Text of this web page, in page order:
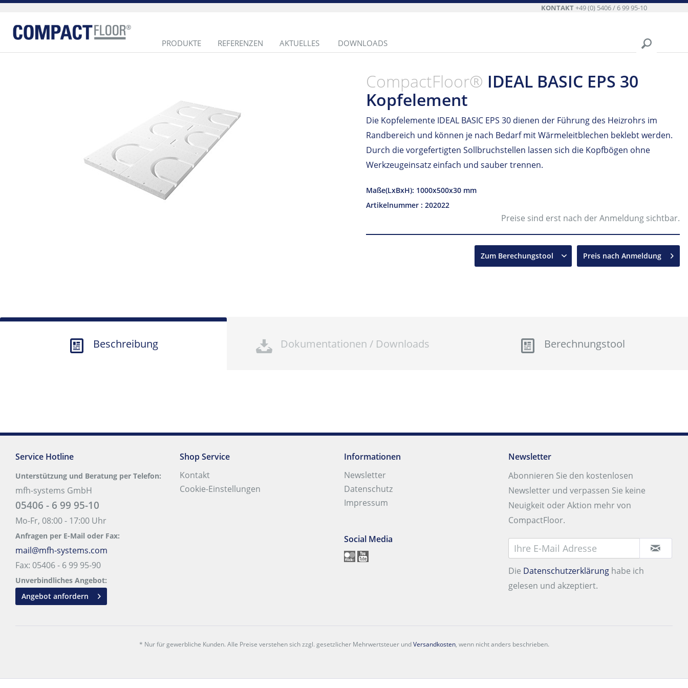
KONTAKT+49 (0) 5406 / 6 99 95-10
PRODUKTE REFERENZEN AKTUELLES DOWNLOADS
CompactFloor® IDEAL BASIC EPS 30
Kopfelement
Die Kopfelemente IDEAL BASIC EPS 30 dienen der Führung des Heizrohrs im
Randbereich und können je nach Bedarf mit Wärmeleitblechen beklebt werden.
Durch die vorgefertigten Sollbruchstellen lassen sich die Kopfbögen ohne
Werkzeugeinsatz einfach und sauber trennen.
Maße(LxBxH): 1000x500x30 mm
Artikelnummer : 202022
Preise sind erst nach der Anmeldung sichtbar.
Zum Berechungstool Preis nach Anmeldung
Beschreibung Dokumentationen / Downloads Berechnungstool
Service Hotline
Unterstützung und Beratung per Telefon:
mfh-systems GmbH
05406 - 6 99 95-10
Mo-Fr, 08:00 - 17:00 Uhr
Anfragen per E-Mail oder Fax:
mail@mfh-systems.com
Fax: 05406 - 6 99 95-90
Unverbindliches Angebot:
Angebot anfordern
Shop Service
Kontakt
Cookie-Einstellungen
Informationen
Newsletter
Datenschutz
Impressum
Social Media
Newsletter
Abonnieren Sie den kostenlosen
Newsletter und verpassen Sie keine
Neuigkeit oder Aktion mehr von
CompactFloor.
Die Datenschutzerklärung habe ich
gelesen und akzeptiert.
* Nur für gewerbliche Kunden. Alle Preise verstehen sich zzgl. gesetzlicher Mehrwertsteuer undVersandkosten, wenn nicht anders beschrieben.